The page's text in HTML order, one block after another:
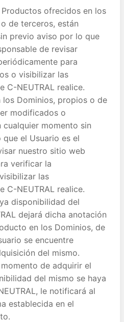
ofrecidos en los
de terceros, están
previo aviso por lo que
de revisar
para
o visibilizar las
C-NEUTRAL realice.
los Dominios, propios o de
modificados o
cualquier momento sin
el Usuario es el
nuestro sitio web
verificar la
las
C-NEUTRAL realice.
disponibilidad del
dejará dicha anotación
en los Dominios, de
se encuentre
del mismo.
de adquirir el
del mismo se haya
le notificará al
establecida en el